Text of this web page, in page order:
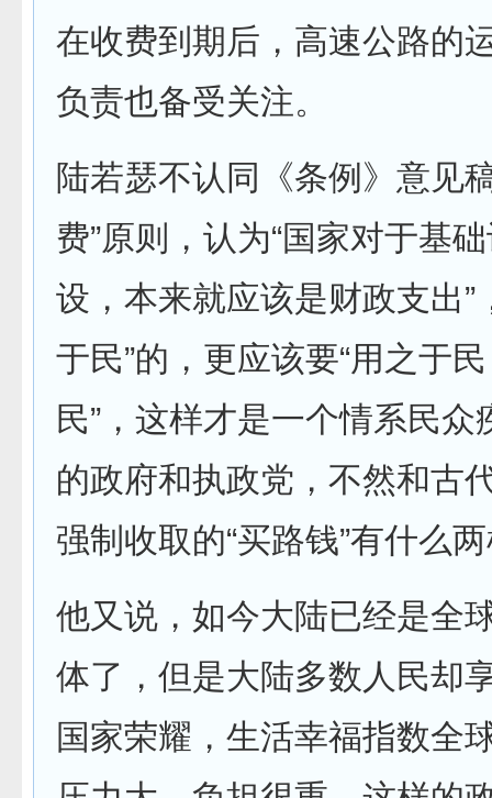
在收费到期后，高速公路的
负责也备受关注。
陆若瑟不认同《条例》意见
费”原则，认为“国家对于基
设，本来就应该是财政支出”
于民”的，更应该要“用之于
民”，这样才是一个情系民众
的政府和执政党，不然和古
强制收取的“买路钱”有什么
他又说，如今大陆已经是全
体了，但是大陆多数人民却
国家荣耀，生活幸福指数全